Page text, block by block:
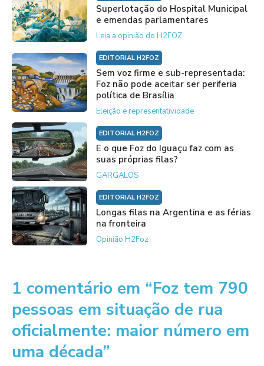
Superlotação do Hospital Municipal
e emendas parlamentares
Leia a opinião do H2FOZ
EDITORIAL H2FOZ
Sem voz firme e sub-representada:
Foz não pode aceitar ser periferia
política de Brasília
Eleição e representatividade
EDITORIAL H2FOZ
E o que Foz do Iguaçu faz com as
suas próprias filas?
GARGALOS
EDITORIAL H2FOZ
Longas filas na Argentina e as férias
na fronteira
Opinião H2Foz
1 comentário em “Foz tem 790
pessoas em situação de rua
oficialmente: maior número em
uma década”